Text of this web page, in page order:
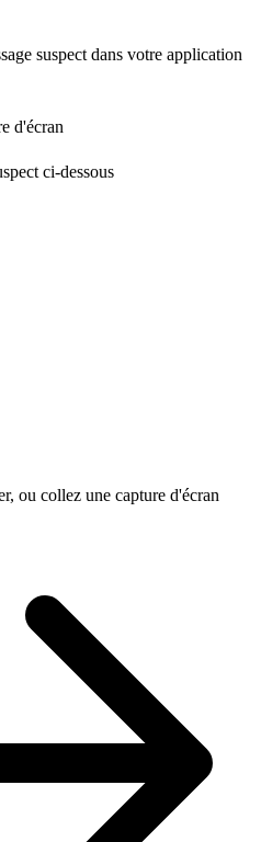
suspect dans votre application
d'écran
ci-dessous
ou collez une capture d'écran